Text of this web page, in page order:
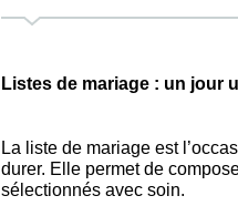
Listes de mariage : un jour
La liste de mariage est
durer. Elle permet de
sélectionnés avec soin.